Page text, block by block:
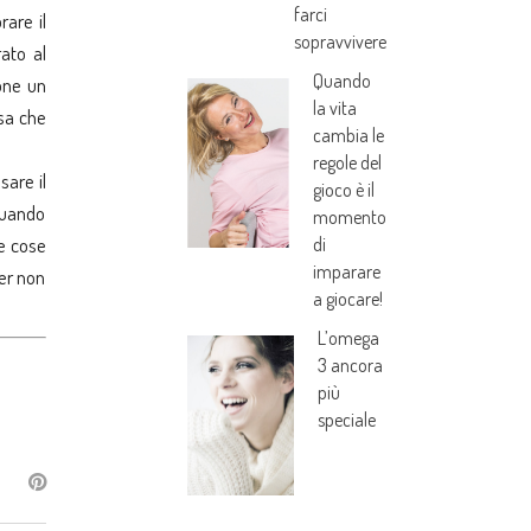
il
al
un
che
il
cose
non
farci
sopravvivere
Quando
la vita
cambia le
regole del
gioco è il
momento
di
imparare
a giocare!
L’omega
3 ancora
più
speciale